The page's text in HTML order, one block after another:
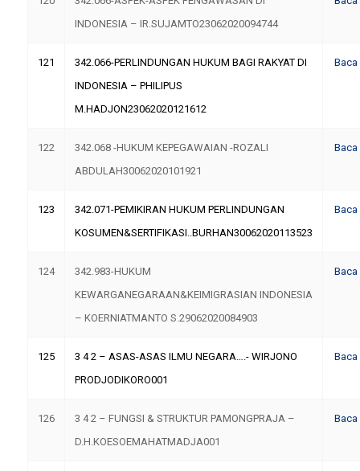
INDONESIA – IR.SUJAMTO23062020094744
121
342.066-PERLINDUNGAN HUKUM BAGI RAKYAT DI
INDONESIA – PHILIPUS
M.HADJON23062020121612
Baca
122
342.068 -HUKUM KEPEGAWAIAN -ROZALI
ABDULAH30062020101921
Baca
123
342.071-PEMIKIRAN HUKUM PERLINDUNGAN
KOSUMEN&SERTIFIKASI..BURHAN30062020113523
Baca
124
342.983-HUKUM
KEWARGANEGARAAN&KEIMIGRASIAN INDONESIA
– KOERNIATMANTO S.29062020084903
Baca
125
3 4 2 – ASAS-ASAS ILMU NEGARA….- WIRJONO
PRODJODIKORO001
Baca
126
3 4 2 – FUNGSI & STRUKTUR PAMONGPRAJA –
D.H.KOESOEMAHATMADJA001
Baca